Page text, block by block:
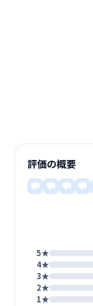
評価の概要
5★
4★
3★
2★
1★